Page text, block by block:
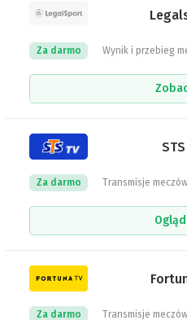
Wynik i przebieg
Za darmo
Transmisje
Za darmo
Transmisje
Za darmo